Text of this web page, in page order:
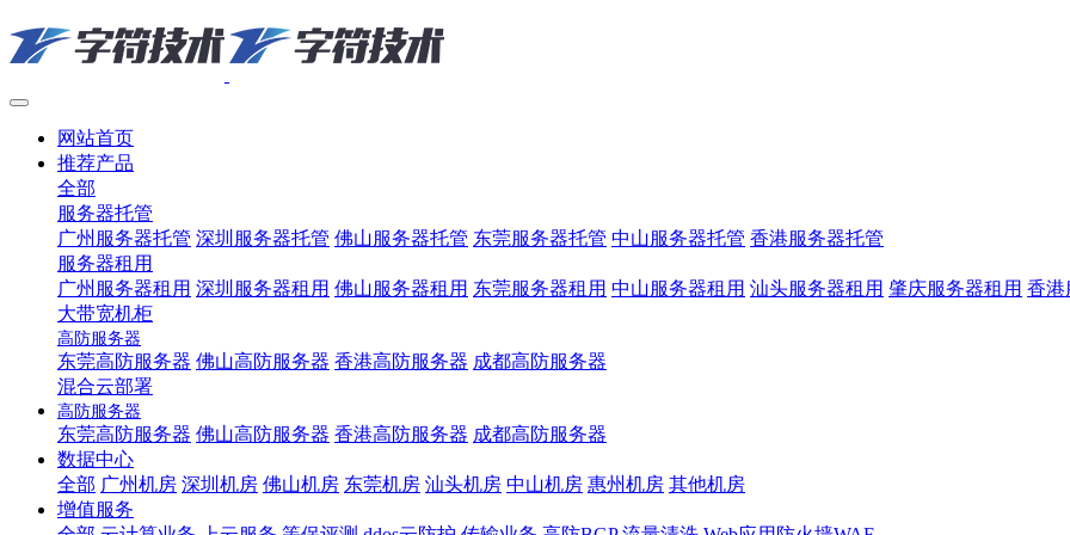
网站首页
推荐产品
全部
服务器托管
广州服务器托管 深圳服务器托管 佛山服务器托管 东莞服务器托管 中山服务器托管 香港服务器托管
服务器租用
广州服务器租用 深圳服务器租用 佛山服务器租用 东莞服务器租用 中山服务器租用 汕头服务器租用 肇庆服务器租用 香港
大带宽机柜
高防服务器
东莞高防服务器 佛山高防服务器 香港高防服务器 成都高防服务器
混合云部署
高防服务器
东莞高防服务器 佛山高防服务器 香港高防服务器 成都高防服务器
数据中心
全部 广州机房 深圳机房 佛山机房 东莞机房 汕头机房 中山机房 惠州机房 其他机房
增值服务